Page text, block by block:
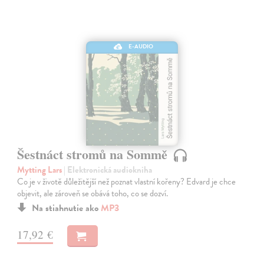
E-AUDIO
Šestnáct stromů na Sommě
Mytting Lars| Elektronická audiokniha
Co je v životě důležitější než poznat vlastní kořeny? Edvard je chce
objevit, ale zároveň se obává toho, co se dozví.
Na stiahnutie ako MP3
17,92 €